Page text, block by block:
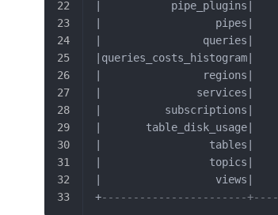
|           pipe_plugins|
|                  pipes|
|                queries|
|queries_costs_histogram|
|                regions|
|               services|
|          subscriptions|
|       table_disk_usage|
|                 tables|
|                 topics|
|                  views|
+-----------------------